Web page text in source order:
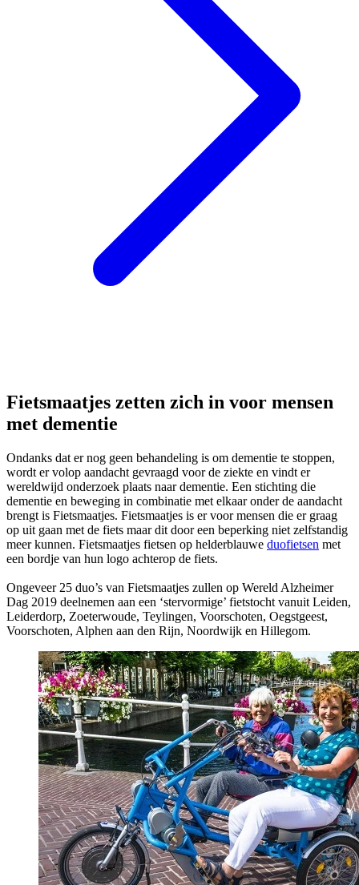
Fietsmaatjes zetten zich in voor mensen
met dementie
Ondanks dat er nog geen behandeling is om dementie te stoppen,
wordt er volop aandacht gevraagd voor de ziekte en vindt er
wereldwijd onderzoek plaats naar dementie. Een stichting die
dementie en beweging in combinatie met elkaar onder de aandacht
brengt is Fietsmaatjes. Fietsmaatjes is er voor mensen die er graag
op uit gaan met de fiets maar dit door een beperking niet zelfstandig
meer kunnen. Fietsmaatjes fietsen op helderblauwe duofietsen met
een bordje van hun logo achterop de fiets.
Ongeveer 25 duo’s van Fietsmaatjes zullen op Wereld Alzheimer
Dag 2019 deelnemen aan een ‘stervormige’ fietstocht vanuit Leiden,
Leiderdorp, Zoeterwoude, Teylingen, Voorschoten, Oegstgeest,
Voorschoten, Alphen aan den Rijn, Noordwijk en Hillegom.